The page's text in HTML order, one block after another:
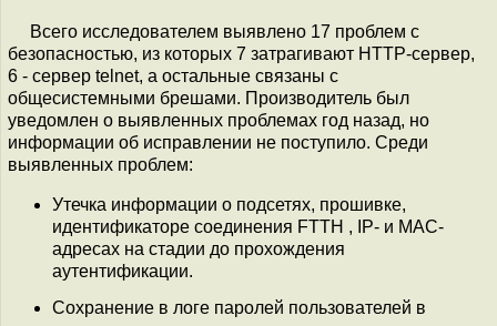
Всего исследователем выявлено 17 проблем с
безопасностью, из которых 7 затрагивают HTTP-сервер,
6 - сервер telnet, а остальные связаны с
общесистемными брешами. Производитель был
уведомлен о выявленных проблемах год назад, но
информации об исправлении не поступило. Среди
выявленных проблем:
Утечка информации о подсетях, прошивке,
идентификаторе соединения FTTH , IP- и MAC-
адресах на стадии до прохождения
аутентификации.
Сохранение в логе паролей пользователей в